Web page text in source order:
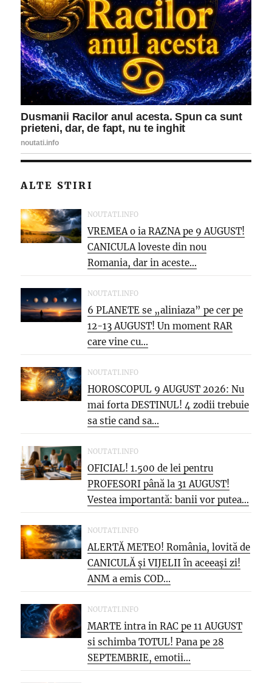
ALTE STIRI
NOUTATI.INFO
VREMEA o ia RAZNA pe 9 AUGUST!
CANICULA loveste din nou
Romania, dar in aceste...
NOUTATI.INFO
6 PLANETE se „aliniaza” pe cer pe
12-13 AUGUST! Un moment RAR
care vine cu...
NOUTATI.INFO
HOROSCOPUL 9 AUGUST 2026: Nu
mai forta DESTINUL! 4 zodii trebuie
sa stie cand sa...
NOUTATI.INFO
OFICIAL! 1.500 de lei pentru
PROFESORI până la 31 AUGUST!
Vestea importantă: banii vor putea...
NOUTATI.INFO
ALERTĂ METEO! România, lovită de
CANICULĂ și VIJELII în aceeași zi!
ANM a emis COD...
NOUTATI.INFO
MARTE intra in RAC pe 11 AUGUST
si schimba TOTUL! Pana pe 28
SEPTEMBRIE, emotii...